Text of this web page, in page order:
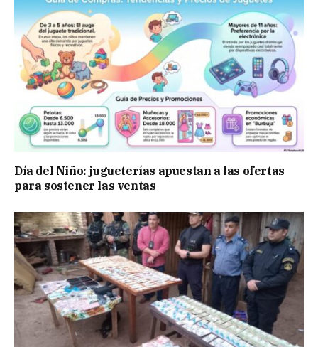
Día del Niño: jugueterías apuestan a las ofertas
para sostener las ventas